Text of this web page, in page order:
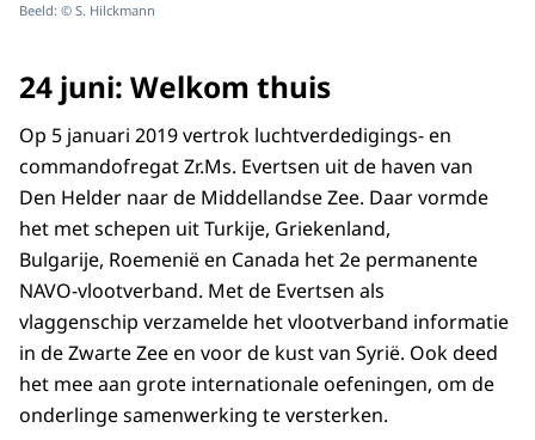
Beeld: © S. Hilckmann
24 juni: Welkom thuis
Op 5 januari 2019 vertrok luchtverdedigings- en
commandofregat Zr.Ms. Evertsen uit de haven van
Den Helder naar de Middellandse Zee. Daar vormde
het met schepen uit Turkije, Griekenland,
Bulgarije, Roemenië en Canada het 2e permanente
NAVO-vlootverband. Met de Evertsen als
vlaggenschip verzamelde het vlootverband informatie
in de Zwarte Zee en voor de kust van Syrië. Ook deed
het mee aan grote internationale oefeningen, om de
onderlinge samenwerking te versterken.